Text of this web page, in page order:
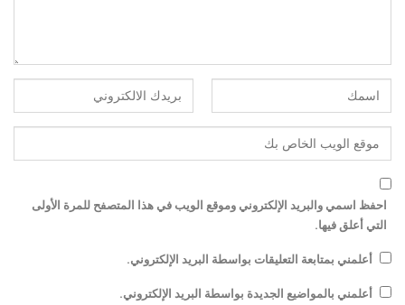
احفظ اسمي والبريد الإلكتروني وموقع الويب في هذا المتصفح للمرة الأولى
التي أعلق فيها.
أعلمني بمتابعة التعليقات بواسطة البريد الإلكتروني.
أعلمني بالمواضيع الجديدة بواسطة البريد الإلكتروني.